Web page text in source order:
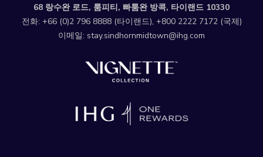
68 랑수완 로드, 룸피티, 빠툼완 방콕, 타이랜드 10330
전화: +66 (0)2 796 8888(타이랜드), +800 2222 7172(국제)
이메일: stay.sindhornmidtown@ihg.com